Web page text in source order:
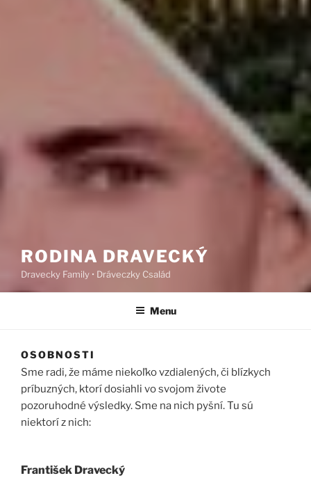
RODINA DRAVECKÝ
Dravecky Family • Dráveczky Család
Menu
OSOBNOSTI
Sme radi, že máme niekoľko vzdialených, či blízkych
príbuzných, ktorí dosiahli vo svojom živote
pozoruhodné výsledky. Sme na nich pyšní. Tu sú
niektorí z nich:
František Dravecký